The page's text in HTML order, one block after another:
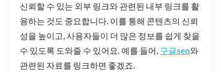
신뢰할 수 있는 외부 링크와 관련된 내부 링크를 활
용하는 것도 중요합니다. 이를 통해 콘텐츠의 신뢰
성을 높이고, 사용자들이 더 많은 정보를 쉽게 찾을
수 있도록 도와줄 수 있어요. 예를 들어, 구글seo와
관련된 자료를 링크하면 좋겠죠.